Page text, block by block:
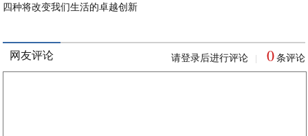
四种将改变我们生活的卓越创新
网友评论 请登录后进行评论 0 条评论